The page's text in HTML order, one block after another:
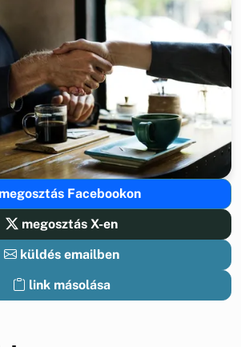
megosztás Facebookon
megosztás X-en
küldés emailben
link másolása